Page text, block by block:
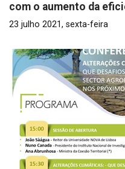
com o aumento da
23 julho 2021, sexta-feira